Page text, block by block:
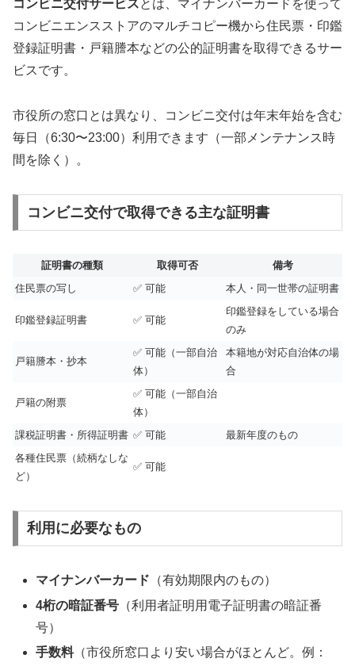
コンビニ交付サービスとは、マイナンバーカードを使って
コンビニエンスストアのマルチコピー機から住民票・印鑑
登録証明書・戸籍謄本などの公的証明書を取得できるサー
ビスです。
市役所の窓口とは異なり、コンビニ交付は年末年始を含む
毎日（6:30〜23:00）利用できます（一部メンテナンス時
間を除く）。
コンビニ交付で取得できる主な証明書
証明書の種類 取得可否
備考
住民票の写し
✅ 可能 本人・同一世帯の証明書
印鑑登録証明書 ✅ 可能
印鑑登録をしている場合
のみ
戸籍謄本・抄本
✅ 可能（一部自治
体）
本籍地が対応自治体の場
合
戸籍の附票
✅ 可能（一部自治
体）
課税証明書・所得証明書 ✅ 可能
最新年度のもの
各種住民票（続柄なしな
ど）
✅ 可能
利用に必要なもの
マイナンバーカード （有効期限内のもの）
4桁の暗証番号 （利用者証明用電子証明書の暗証番
号）
手数料（市役所窓口より安い場合がほとんど。例：